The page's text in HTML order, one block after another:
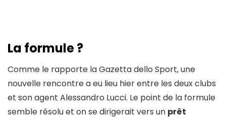
La formule ?
Comme le rapporte la Gazetta dello Sport, une
nouvelle rencontre a eu lieu hier entre les deux clubs
et son agent Alessandro Lucci. Le point de la formule
semble résolu et on se dirigerait vers un prêt